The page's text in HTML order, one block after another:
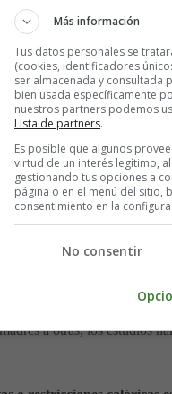
la mayor necesidad
durante la lactancia
de esas
luz, por lo general, esto
se aumentan las
más mientras dan el
alcanzar esta ingesta
la pérdida de peso se
a otras, los estudios
Más información
Tus datos personales se
(cookies, identificadores
ser almacenada y consultada
bien usada específicamente
nuestros partners podemos
Lista de partners.
Es posible que algunos
virtud de un interés legítimo,
gestionando tus opciones a
página o en el menú del sitio,
consentimiento en la
No consentir